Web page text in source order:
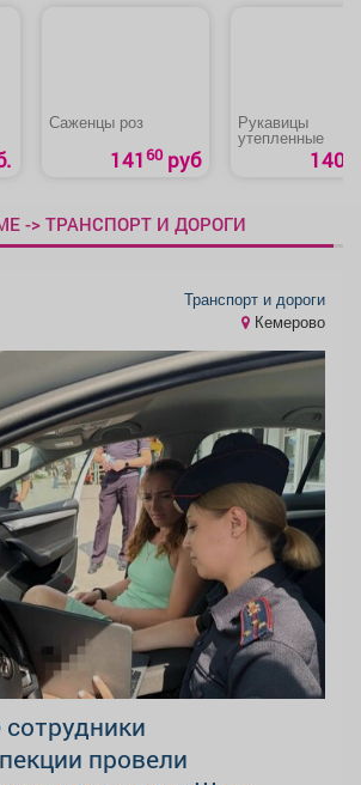
Саженцы роз
14160 руб
Рукавицы
утепленные
140
-> ТРАНСПОРТ И ДОРОГИ
Транспорт и дороги
Кемерово
провели